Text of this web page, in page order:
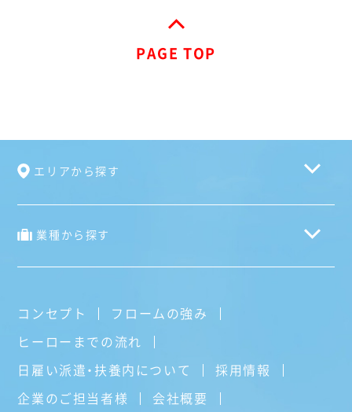
PAGE TOP
エリアから探す
業種から探す
コンセプト
フロームの強み
ヒーローまでの流れ
日雇い派遣・扶養内について
採用情報
企業のご担当者様
会社概要